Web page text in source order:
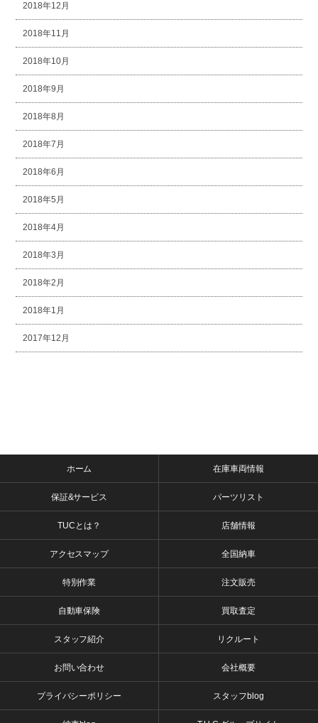
2018年12月
2018年11月
2018年10月
2018年9月
2018年8月
2018年7月
2018年6月
2018年5月
2018年4月
2018年3月
2018年2月
2018年1月
2017年12月
ホーム 在庫車両情報
保証&サービス パーツリスト
TUCとは？ 店舗情報
アクセスマップ 全国納車
特別作業 注文販売
自動車保険 買取査定
スタッフ紹介 リクルート
お問い合わせ 会社概要
プライバシーポリシー スタッフblog